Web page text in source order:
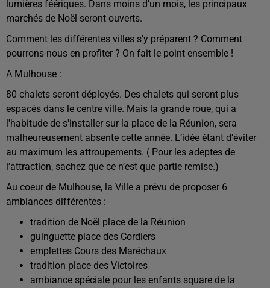
lumières féériques. Dans moins d’un mois, les principaux
marchés de Noël seront ouverts.
Comment les différentes villes s'y préparent ? Comment
pourrons-nous en profiter ? On fait le point ensemble !
A Mulhouse :
80 chalets seront déployés. Des chalets qui seront plus
espacés dans le centre ville. Mais la grande roue, qui a
l'habitude de s'installer sur la place de la Réunion, sera
malheureusement absente cette année. L’idée étant d’éviter
au maximum les attroupements. ( Pour les adeptes de
l’attraction, sachez que ce n’est que partie remise.)
Au coeur de Mulhouse, la Ville a prévu de proposer 6
ambiances différentes :
tradition de Noël place de la Réunion
guinguette place des Cordiers
emplettes Cours des Maréchaux
tradition place des Victoires
ambiance spéciale pour les enfants square de la